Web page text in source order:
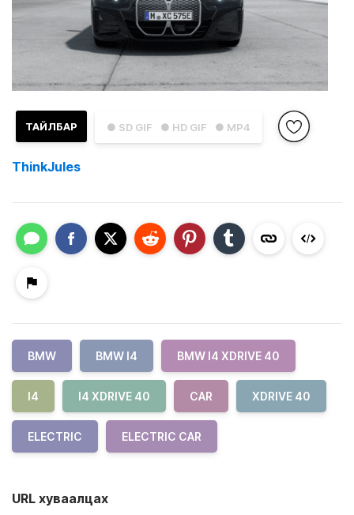
● SD GIF ● HD GIF ● MP4
ТАЙЛБАР
ThinkJules
BMW BMW I4 BMW I4 XDRIVE 40
I4 I4 XDRIVE 40 CAR XDRIVE 40
ELECTRIC ELECTRIC CAR
URL хуваалцах